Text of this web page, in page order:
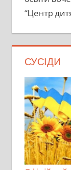
“Центр
СУСІДИ